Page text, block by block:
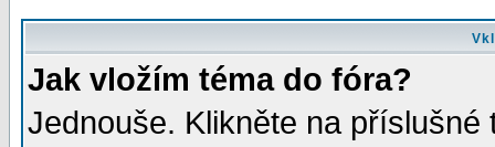
Jak vložím téma do fóra?
Jednouše. Klikněte na